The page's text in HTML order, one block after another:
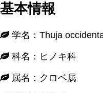
基本情報
学名：Thuja
科名：ヒノキ科
属名：クロベ属